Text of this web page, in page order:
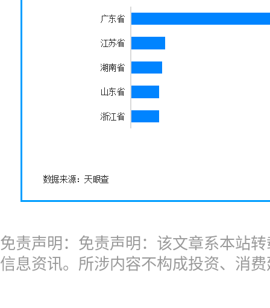
免责声明：免责声明：该文章系本站
信息资讯。所涉内容不构成投资、消